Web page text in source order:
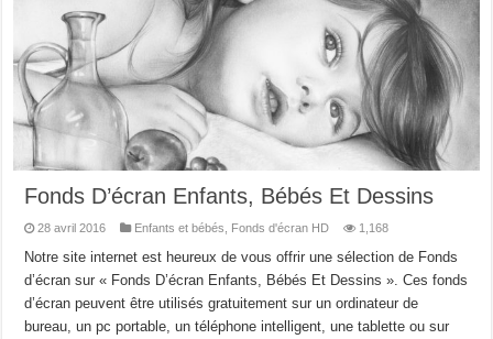
Fonds D’écran Enfants, Bébés Et Dessins
28 avril 2016 Enfants et bébés Fonds d'écran HD 1,168
Notre site internet est heureux de vous offrir une sélection de Fonds
d’écran sur « Fonds D’écran Enfants, Bébés Et Dessins ». Ces fonds
d’écran peuvent être utilisés gratuitement sur un ordinateur de
bureau, un pc portable, un téléphone intelligent, une tablette ou sur